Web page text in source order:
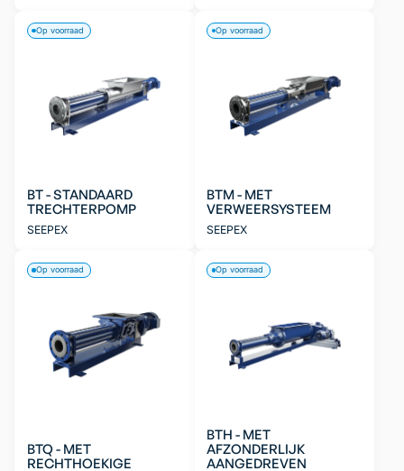
BT - STANDAARD
TRECHTERPOMP
SEEPEX
Op voorraad
BTM - MET
VERWEERSYSTEEM
SEEPEX
Op voorraad
BTQ - MET
RECHTHOEKIGE
Op voorraad
BTH - MET
AFZONDERLIJK
AANGEDREVEN
Op voorraad